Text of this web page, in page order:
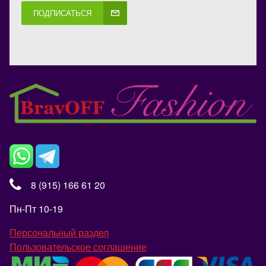
ПОДПИСАТЬСЯ
8 (915) 166 61 20
Пн-Пт 10-19
Персональный раздел
Пользовательское соглашение